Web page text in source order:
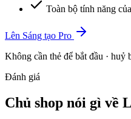
Toàn bộ tính năng
Lên Sáng tạo Pro
Không cần thẻ để bắt đầu ·
Đánh giá
Chủ shop nói gì về